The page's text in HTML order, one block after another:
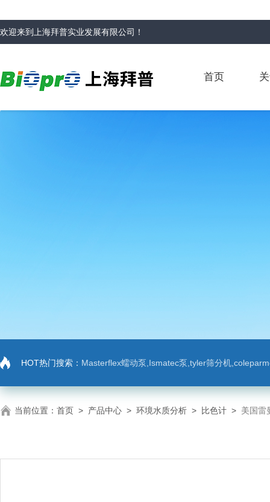
欢迎来到 上海拜普实业发展有限公司 ！
首页
HOT热门搜索： Masterflex蠕动泵,Ismatec泵,tyler筛分机,coleparmer,注射
当前位置： 首页 > 产品中心 > 环境水质分析 > 比色计 > 美国雷